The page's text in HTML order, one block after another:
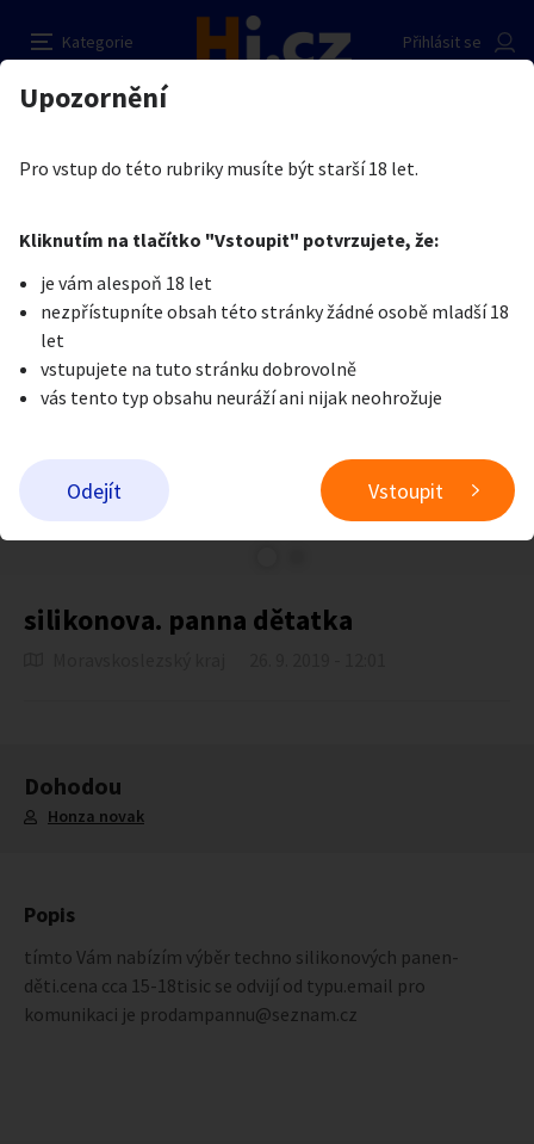
Kategorie
Přihlásit se
Auto-moto
Reality a bydlení Seznamka
Zvířata
Stroje a nářadí PC a elektro Sport a hobby
Sběratelství
Přidat inzerát
Erotika Erotické zboží
Je nám líto, ale tenhle inzerát již není aktuální.
silikonova. panna dětatka
Dohodou
Honza novak
Popis
tímto Vám nabízím výběr techno silikonových panen-
děti.cena cca 15-18tisic se odvijí od typu.email pro
komunikaci je prodampannu@seznam.cz
silikonova. panna dětatka
Prodávající
Pošlete uživateli zprávu
Nahlásit inzerát
Upozornění
Pro vstup do této rubriky musíte být starší 18 let.
Kliknutím na tlačítko "Vstoupit" potvrzujete, že:
je vám alespoň 18 let
nezpřístupníte obsah této stránky žádné osobě mladší 18
let
vstupujete na tuto stránku dobrovolně
vás tento typ obsahu neuráží ani nijak neohrožuje
Odejít Vstoupit